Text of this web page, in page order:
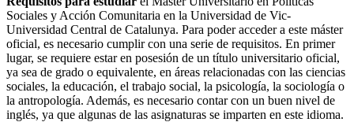
Sociales y Acción Comunitaria en la Universidad de Vic-
Universidad Central de Catalunya. Para poder acceder a este máster
oficial, es necesario cumplir con una serie de requisitos. En primer
lugar, se requiere estar en posesión de un título universitario oficial,
ya sea de grado o equivalente, en áreas relacionadas con las ciencias
sociales, la educación, el trabajo social, la psicología, la sociología o
la antropología. Además, es necesario contar con un buen nivel de
inglés, ya que algunas de las asignaturas se imparten en este idioma.